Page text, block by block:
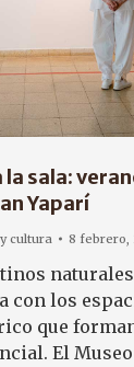
la sala:
Yaparí
cultura 8 febrero,
con los
que
El